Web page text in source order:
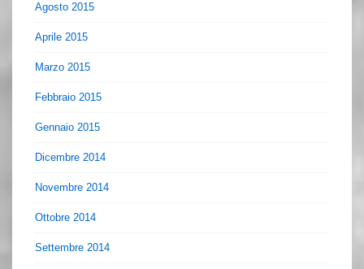
Agosto 2015
Aprile 2015
Marzo 2015
Febbraio 2015
Gennaio 2015
Dicembre 2014
Novembre 2014
Ottobre 2014
Settembre 2014